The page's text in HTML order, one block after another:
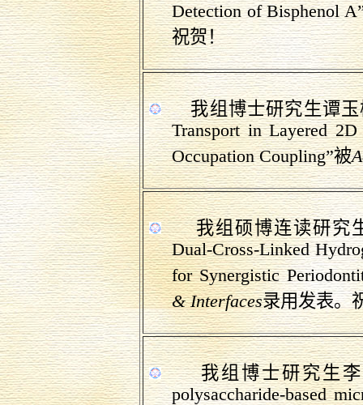
Detection ofBisphenolA
祝贺！
我组博士研究生谭
Transport in Layered
Occupation Coupling”被
我组硕博连读研究
Dual-Cross-Linked
for Synergistic
& Interfaces录用发表。
我组博士研究生
polysaccharide-based